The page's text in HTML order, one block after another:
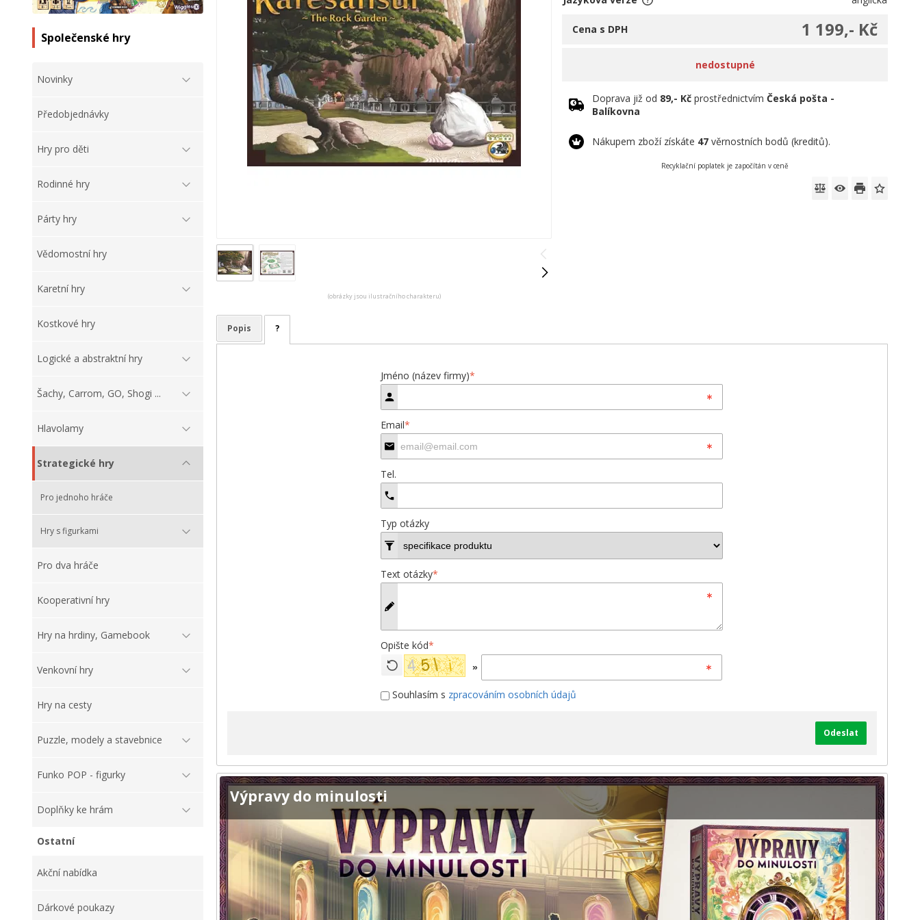
Společenské hry
Novinky
Předobjednávky
Hry pro děti
Rodinné hry
Párty hry
Vědomostní hry
Karetní hry
Kostkové hry
Logické a abstraktní hry
Šachy, Carrom, GO, Shogi ...
Hlavolamy
Strategické hry
Pro jednoho hráče
Hry s figurkami
Pro dva hráče
Kooperativní hry
Hry na hrdiny, Gamebook
Venkovní hry
Hry na cesty
Puzzle, modely a stavebnice
Funko POP - figurky
Doplňky ke hrám
Ostatní
Akční nabídka
Dárkové poukazy
(obrázky jsou ilustračního charakteru)
1 199,- Kč
Cena s DPH
nedostupné
Doprava již od 89,- Kč prostřednictvímČeská pošta -
Balíkovna
Nákupem zboží získáte 47 věrnostních bodů (kreditů).
Recyklační poplatek je započítán v ceně
Popis ?
Jméno (název firmy)*
Email*
Tel.
Typ otázky
Text otázky*
Opište kód*
»
Souhlasím s zpracováním osobních údajů
Odeslat
Výpravy do minulosti